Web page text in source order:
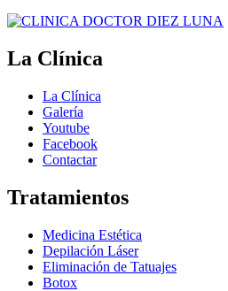
La Clínica
La Clínica
Galería
Youtube
Facebook
Contactar
Tratamientos
Medicina Estética
Depilación Láser
Eliminación de Tatuajes
Botox